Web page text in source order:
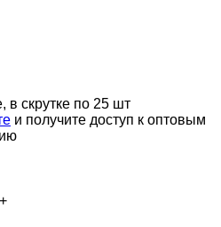
в скрутке по 25 шт
и получите доступ к оптовым
+